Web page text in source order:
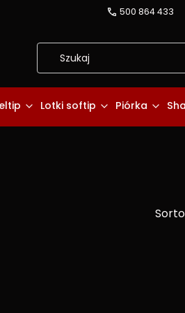
500 864 433
Lotki softip Piórka